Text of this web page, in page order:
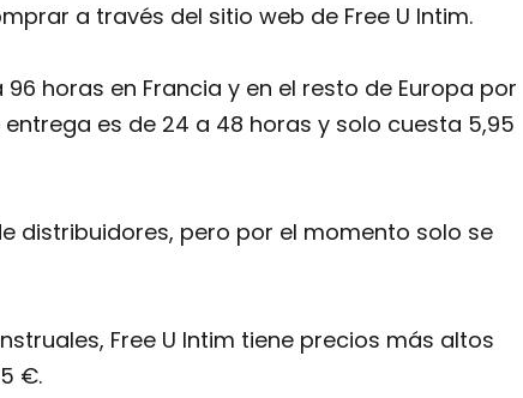
a través del sitio web de Free U Intim.
horas en Francia y en el resto de Europa por
entrega es de 24 a 48 horas y solo cuesta 5,95
distribuidores, pero por el momento solo se
Free U Intim tiene precios más altos
€.